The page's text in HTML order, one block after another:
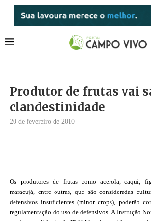
Produtor de frutas vai
clandestinidade
20 de fevereiro de 2010
Os produtores de frutas como acerola, caqui,
maracujá, entre outras, que são consideradas
defensivos insuficientes (minor crops), poderão
regulamentação do uso de defensivos. A Instrução